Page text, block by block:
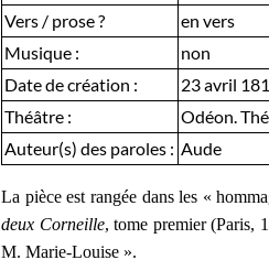
Vers / prose ?
en vers
Musique :
non
Date de création :
23 avril
Théâtre :
Odéon.
Auteur(s) des paroles : Aude
La pièce est rangée dans les «
deux Corneille, tome premier (Paris,
M. Marie-Louise ».